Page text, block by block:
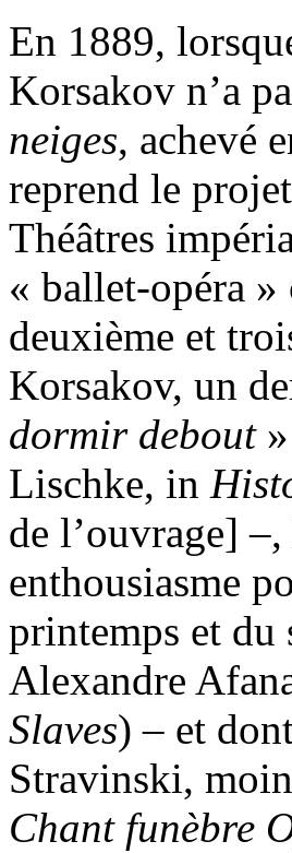
En 1889,
Korsakov n’a
neiges, achevé
reprend le
Théâtres
« ballet-opéra
deuxième et
Korsakov, un
dormir debout»
Lischke, in
de l’ouvrage]
enthousiasme
printemps et du
Alexandre
Slaves) – et
Stravinski,
Chant funèbre